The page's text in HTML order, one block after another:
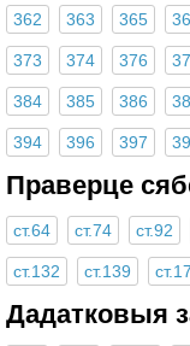
362 363 365
373 374 376
384 385 386
394 396 397
Праверце
ст.64 ст.74 ст.92
ст.132 ст.139
Дадатковыя